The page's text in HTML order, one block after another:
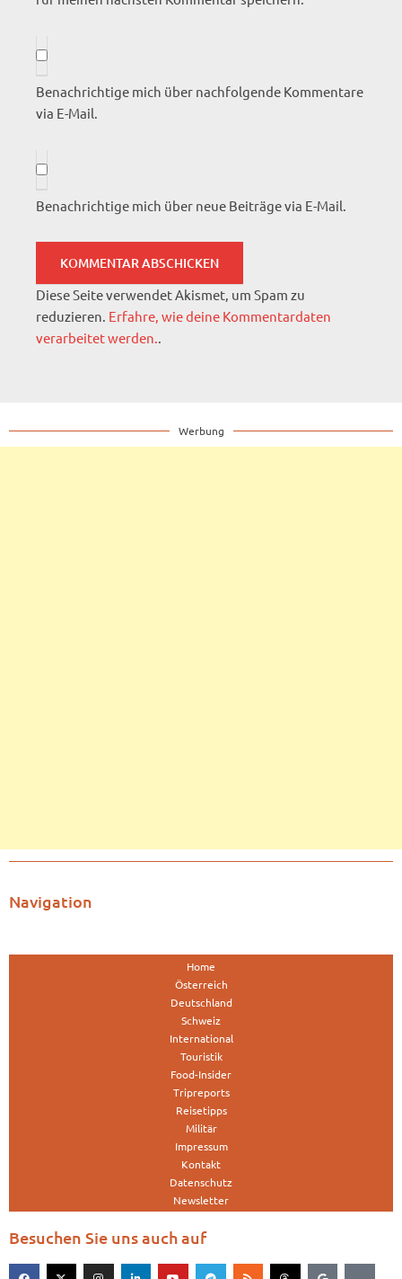
Benachrichtige mich über nachfolgende Kommentare
via E-Mail.
Benachrichtige mich über neue Beiträge via E-Mail.
Diese Seite verwendet Akismet, um Spam zu
reduzieren. Erfahre, wie deine Kommentardaten
verarbeitet werden..
Werbung
Navigation
Home
Österreich
Deutschland
Schweiz
International
Touristik
Food-Insider
Tripreports
Reisetipps
Militär
Impressum
Kontakt
Datenschutz
Newsletter
Besuchen Sie uns auch auf